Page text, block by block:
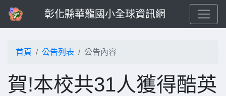
彰化縣華龍國小全球資訊網
首頁 公告列表 公告內容
賀!本校共31人獲得酷英